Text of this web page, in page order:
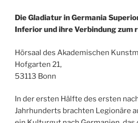
Die Gladiatur in Germania
Inferiorund ihre Verbindung zum
Hörsaal des Akademischen
Hofgarten 21,
53113 Bonn
In der ersten Hälfte des ersten
Jahrhunderts brachten Legionäre